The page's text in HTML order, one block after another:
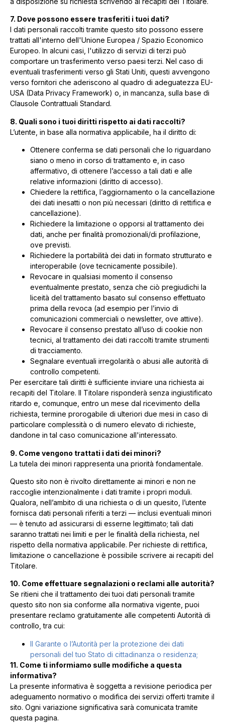
7. Dove possono essere trasferiti i tuoi dati?
I dati personali raccolti tramite questo sito possono essere
trattati all'interno dell'Unione Europea / Spazio Economico
Europeo. In alcuni casi, l'utilizzo di servizi di terzi può
comportare un trasferimento verso paesi terzi. Nel caso di
eventuali trasferimenti verso gli Stati Uniti, questi avvengono
verso fornitori che aderiscono al quadro di adeguatezza EU-
USA (Data Privacy Framework) o, in mancanza, sulla base di
Clausole Contrattuali Standard.
8. Quali sono i tuoi diritti rispetto ai dati raccolti?
L’utente, in base alla normativa applicabile, ha il diritto di:
Ottenere conferma se dati personali che lo riguardano
siano o meno in corso di trattamento e, in caso
affermativo, di ottenere l’accesso a tali dati e alle
relative informazioni (diritto di accesso).
Chiedere la rettifica, l’aggiornamento o la cancellazione
dei dati inesatti o non più necessari (diritto di rettifica e
cancellazione).
Richiedere la limitazione o opporsi al trattamento dei
dati, anche per finalità promozionali/di profilazione,
ove previsti.
Richiedere la portabilità dei dati in formato strutturato e
interoperabile (ove tecnicamente possibile).
Revocare in qualsiasi momento il consenso
eventualmente prestato, senza che ciò pregiudichi la
liceità del trattamento basato sul consenso effettuato
prima della revoca (ad esempio per l’invio di
comunicazioni commerciali o newsletter, ove attive).
Revocare il consenso prestato all’uso di cookie non
tecnici, al trattamento dei dati raccolti tramite strumenti
di tracciamento.
Segnalare eventuali irregolarità o abusi alle autorità di
controllo competenti.
Per esercitare tali diritti è sufficiente inviare una richiesta ai
recapiti del Titolare. Il Titolare risponderà senza ingiustificato
ritardo e, comunque, entro un mese dal ricevimento della
richiesta, termine prorogabile di ulteriori due mesi in caso di
particolare complessità o di numero elevato di richieste,
dandone in tal caso comunicazione all'interessato.
9. Come vengono trattati i dati dei minori?
La tutela dei minori rappresenta una priorità fondamentale.
Questo sito non è rivolto direttamente ai minori e non ne
raccoglie intenzionalmente i dati tramite i propri moduli.
Qualora, nell’ambito di una richiesta o di un quesito, l’utente
fornisca dati personali riferiti a terzi — inclusi eventuali minori
— è tenuto ad assicurarsi di esserne legittimato; tali dati
saranno trattati nei limiti e per le finalità della richiesta, nel
rispetto della normativa applicabile. Per richieste di rettifica,
limitazione o cancellazione è possibile scrivere ai recapiti del
Titolare.
10. Come effettuare segnalazioni o reclami alle autorità?
Se ritieni che il trattamento dei tuoi dati personali tramite
questo sito non sia conforme alla normativa vigente, puoi
presentare reclamo gratuitamente alle competenti Autorità di
controllo, tra cui:
Il Garante o l’Autorità per la protezione dei dati
personali del tuo Stato di cittadinanza o residenza;
11. Come ti informiamo sulle modifiche a questa
informativa?
La presente informativa è soggetta a revisione periodica per
adeguamento normativo o modifica dei servizi offerti tramite il
sito. Ogni variazione significativa sarà comunicata tramite
questa pagina.